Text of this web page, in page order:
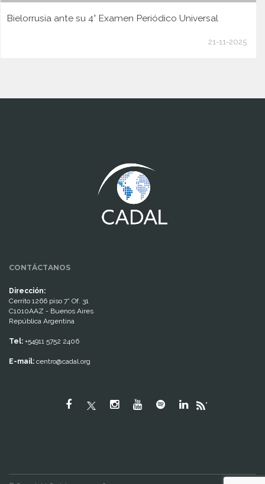
Bielorrusia ante su 4° Examen Periódico Universal
21-11-2025
CONTÁCTANOS
Dirección:
Cerrito 1266 piso 7° Of. 31
C1010AAZ - Buenos Aires
República Argentina
Tel: +54911 5752 2406
E-mail: centro@cadal.org
"